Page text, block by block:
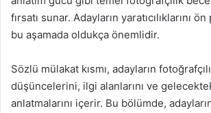
fırsatı sunar. Adayların yaratıcılıklarını
bu aşamada oldukça önemlidir.
Sözlü mülakat kısmı, adayların
düşüncelerini, ilgi alanlarını ve
anlatmalarını içerir. Bu bölümde,